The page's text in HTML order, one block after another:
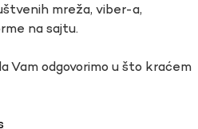
mreža, viber-a,
na sajtu.
Vam odgovorimo u što kraćem